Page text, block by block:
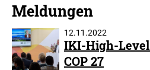
Meldungen
12.11.2022
IKI-High-
COP 27